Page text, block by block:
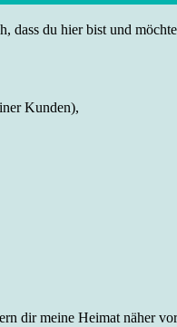
dass du hier bist und
Kunden),
dir meine Heimat näher